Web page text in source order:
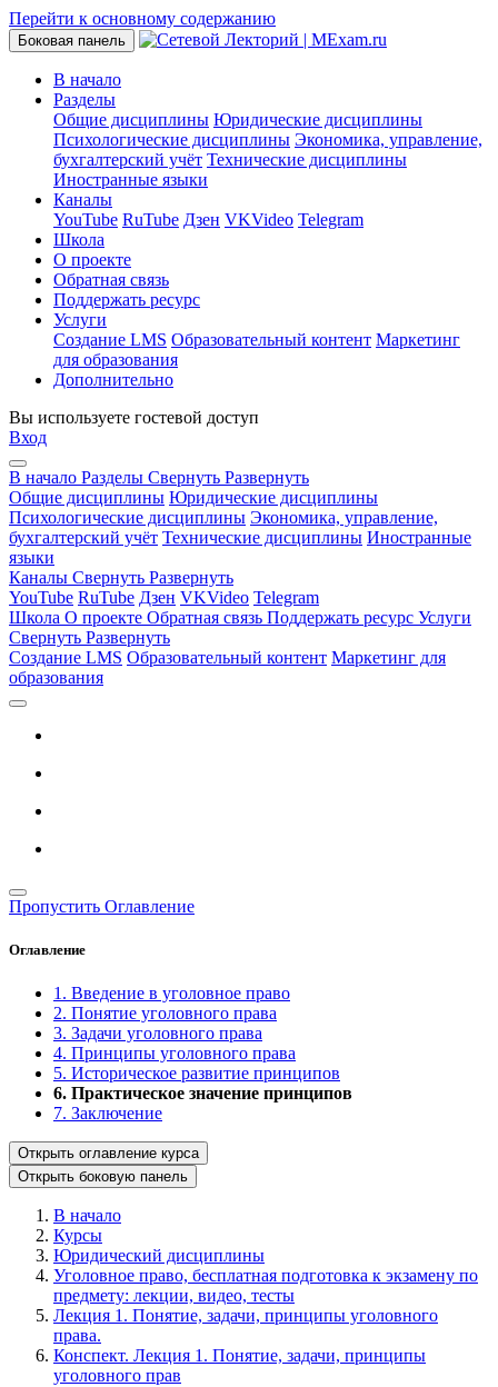
Перейти к основному содержанию
Боковая панель
В начало
Разделы
Общие дисциплины Юридические дисциплины
Психологические дисциплины Экономика, управление,
бухгалтерский учёт Технические дисциплины
Иностранные языки
Каналы
YouTube RuTube Дзен VKVideo Telegram
Школа
О проекте
Обратная связь
Поддержать ресурс
Услуги
Создание LMS Образовательный контент Маркетинг
для образования
Дополнительно
Вы используете гостевой доступ
Вход
В начало Разделы Свернуть Развернуть
Общие дисциплины Юридические дисциплины
Психологические дисциплины Экономика, управление,
бухгалтерский учёт Технические дисциплины Иностранные
языки
Каналы Свернуть Развернуть
YouTube RuTube Дзен VKVideo Telegram
Школа О проекте Обратная связь Поддержать ресурс Услуги
Свернуть Развернуть
Создание LMS Образовательный контент Маркетинг для
образования
Пропустить Оглавление
Оглавление
1. Введение в уголовное право
2. Понятие уголовного права
3. Задачи уголовного права
4. Принципы уголовного права
5. Историческое развитие принципов
6. Практическое значение принципов
7. Заключение
Открыть оглавление курса
Открыть боковую панель
В начало
Курсы
Юридический дисциплины
Уголовное право, бесплатная подготовка к экзамену по
предмету: лекции, видео, тесты
Лекция 1. Понятие, задачи, принципы уголовного
права.
Конспект. Лекция 1. Понятие, задачи, принципы
уголовного прав